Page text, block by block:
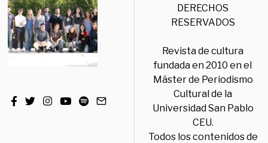
DERECHOS
RESERVADOS
Revista de cultura
fundada en 2010 en el
Máster de Periodismo
Cultural de la
Universidad San Pablo
CEU.
Todos los contenidos de